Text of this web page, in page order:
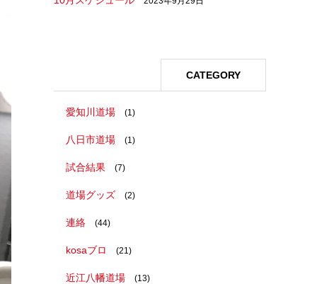
CATEGORY
愛知川道場 (1)
八日市道場 (1)
試合結果 (7)
道場グッズ (2)
連絡 (44)
kosaブロ (21)
近江八幡道場 (13)